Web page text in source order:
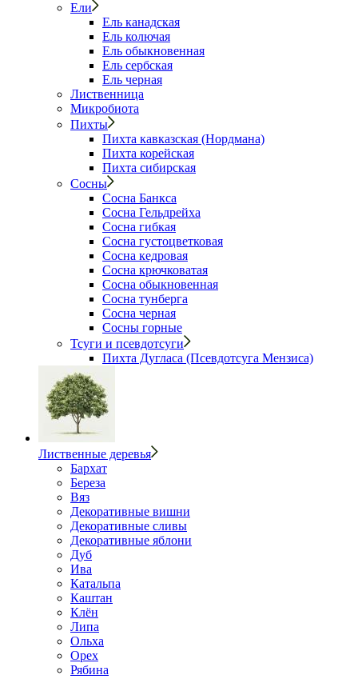
Ели
Ель канадская
Ель колючая
Ель обыкновенная
Ель сербская
Ель черная
Лиственница
Микробиота
Пихты
Пихта кавказская (Нордмана)
Пихта корейская
Пихта сибирская
Сосны
Сосна Банкса
Сосна Гельдрейха
Сосна гибкая
Сосна густоцветковая
Сосна кедровая
Сосна крючковатая
Сосна обыкновенная
Сосна тунберга
Сосна черная
Сосны горные
Тсуги и псевдотсуги
Пихта Дугласа (Псевдотсуга Мензиса)
Лиственные деревья
Бархат
Береза
Вяз
Декоративные вишни
Декоративные сливы
Декоративные яблони
Дуб
Ива
Катальпа
Каштан
Клён
Липа
Ольха
Орех
Рябина